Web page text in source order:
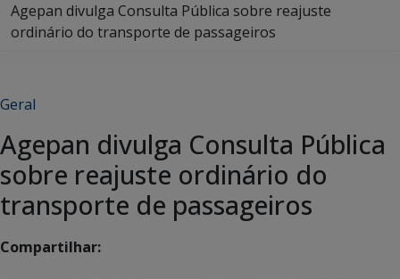
Agepan divulga Consulta Pública sobre reajuste
ordinário do transporte de passageiros
Geral
Agepan divulga Consulta Pública
sobre reajuste ordinário do
transporte de passageiros
Compartilhar: